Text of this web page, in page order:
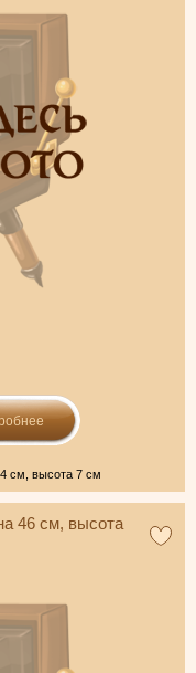
см, высота 7 см
46 см, высота